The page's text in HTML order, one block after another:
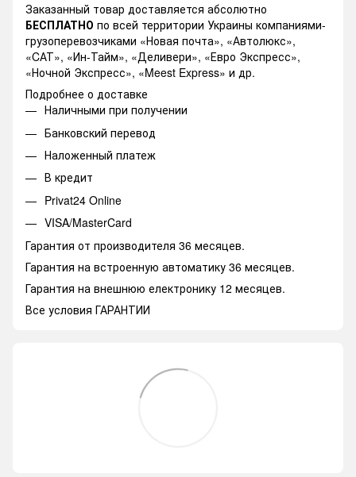
Заказанный товар доставляется абсолютно
БЕСПЛАТНО по всей территории Украины компаниями-
грузоперевозчиками «Новая почта», «Автолюкс»,
«CАТ», «Ин-Тайм», «Деливери», «Евро Экспресс»,
«Ночной Экспресс», «Meest Express» и др.
Подробнее о доставке
Наличными при получении
Банковский перевод
Наложенный платеж
В кредит
Privat24 Online
VISA/MasterCard
Гарантия от производителя 36 месяцев.
Гарантия на встроенную автоматику 36 месяцев.
Гарантия на внешнюю електронику 12 месяцев.
Все условия ГАРАНТИИ